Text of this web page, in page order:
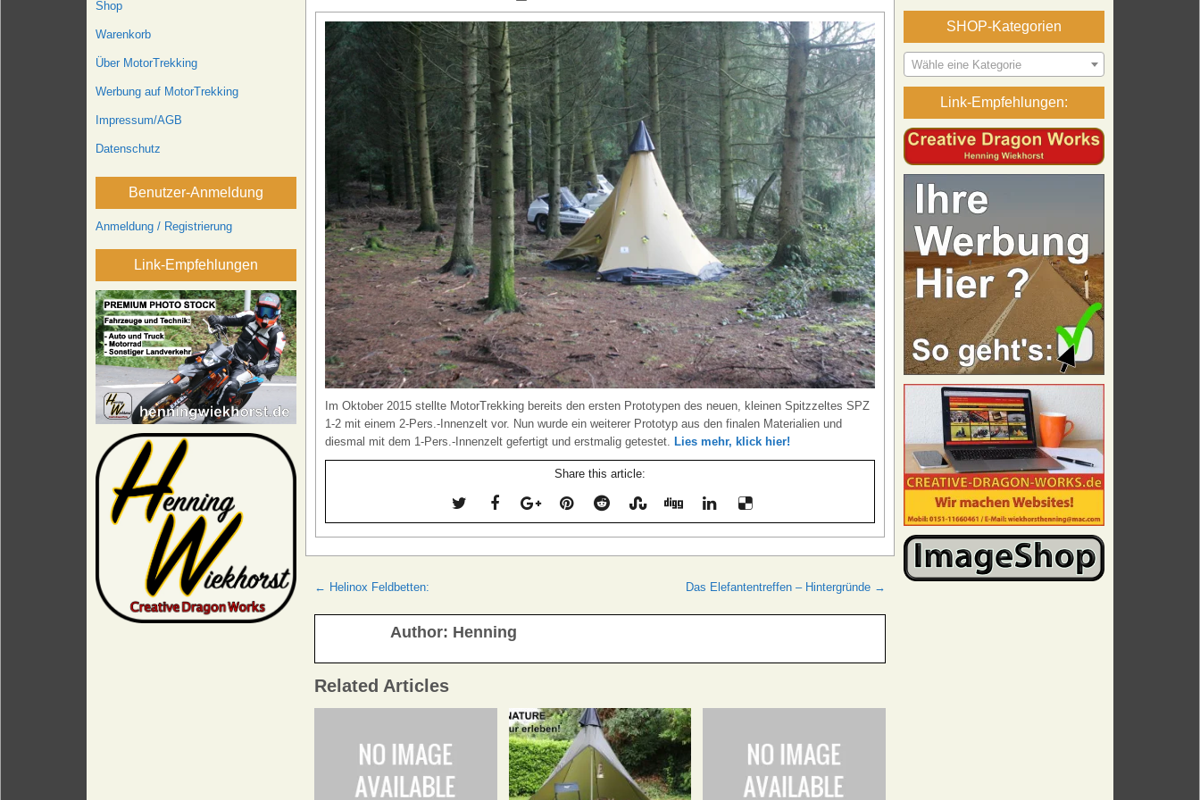
Im Oktober 2015 stellte MotorTrekking bereits den ersten Prototypen des neuen, kleinen Spitzzeltes SPZ
1-2 mit einem 2-Pers.-Innenzelt vor. Nun wurde ein weiterer Prototyp aus den finalen Materialien und
diesmal mit dem 1-Pers.-Innenzelt gefertigt und erstmalig getestet. Lies mehr, klick hier!
Share this article:
Beitragsnavigation
← Helinox Feldbetten: Das Elefantentreffen – Hintergründe →
Author: Henning
Related Articles
Shop
Warenkorb
Über MotorTrekking
Werbung auf MotorTrekking
Impressum/AGB
Datenschutz
Benutzer-Anmeldung
Anmeldung / Registrierung
Link-Empfehlungen
SHOP-Kategorien
Wähle eine Kategorie
Link-Empfehlungen: